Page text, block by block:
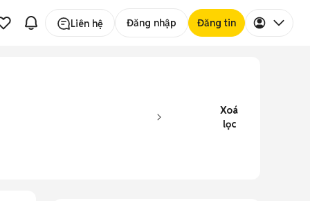
Liên hệ Đăng nhập Đăng tin
Xoá
lọc